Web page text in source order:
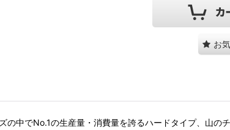
お
の中でNo.1の生産量・消費量を誇るハードタイプ、山